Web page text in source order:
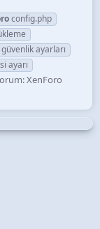
config.php
güvenlik ayarları
ayarı
XenForo